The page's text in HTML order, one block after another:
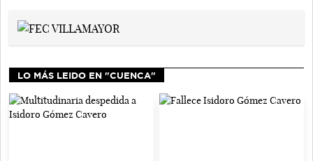
LO MÁS LEIDO EN "CUENCA"